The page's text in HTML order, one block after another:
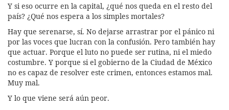
Y si eso ocurre en la capital, ¿qué nos queda en el resto del
país? ¿Qué nos espera a los simples mortales?
Hay que serenarse, sí. No dejarse arrastrar por el pánico ni
por las voces que lucran con la confusión. Pero también hay
que actuar. Porque el luto no puede ser rutina, ni el miedo
costumbre. Y porque si el gobierno de la Ciudad de México
no es capaz de resolver este crimen, entonces estamos mal.
Muy mal.
Y lo que viene será aún peor.